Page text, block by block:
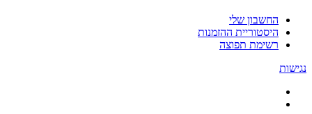
החשבון שלי
היסטוריית ההזמנות
רשימת תפוצה
נגישות